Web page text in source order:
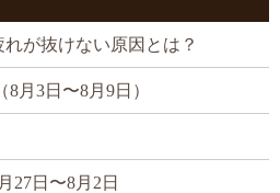
れが抜けない原因とは？
3日〜8月9日）
27日〜8月2日